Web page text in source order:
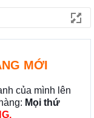
MỚI
của mình lên
Mọi thứ